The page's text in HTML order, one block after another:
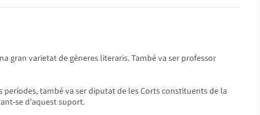
gran varietat de gèneres literaris. També va ser professor
períodes, també va ser diputat de les Corts constituents de la
se d'aquest suport.